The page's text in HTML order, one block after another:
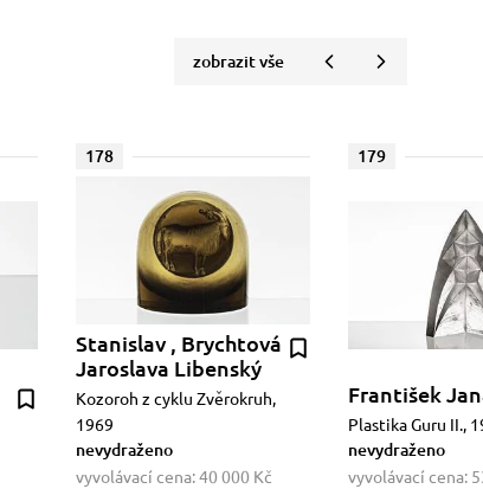
zobrazit vše
178
Stanislav , Brychtová
Jaroslava Libenský
Kozoroh z cyklu Zvěrokruh,
1969
nevydraženo
vyvolávací cena:40 000 Kč
179
František
Plastika Guru II.,
nevydraženo
vyvolávací cena: